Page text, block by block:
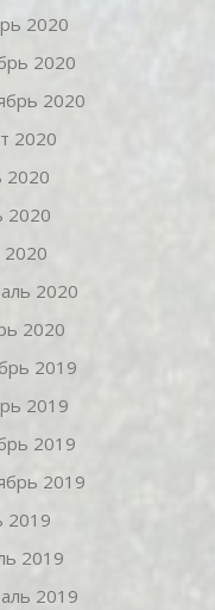
2020
2020
2020
2020
2020
2020
2020
2020
2019
2019
2019
2019
2019
2019
2019